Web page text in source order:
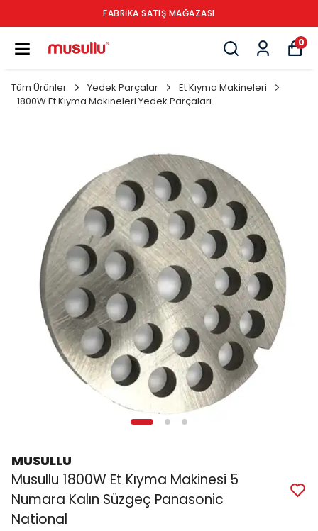
FABRİKA SATIŞ MAĞAZASI
0
Tüm Ürünler Yedek Parçalar
Et Kıyma Makineleri
1800W Et Kıyma Makineleri Yedek Parçaları
MUSULLU
Musullu 1800W Et Kıyma Makinesi 5
Numara Kalın Süzgeç Panasonic
National